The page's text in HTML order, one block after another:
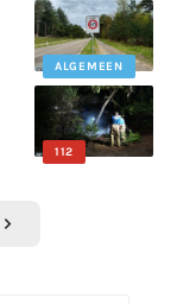
ALGEMEEN
112